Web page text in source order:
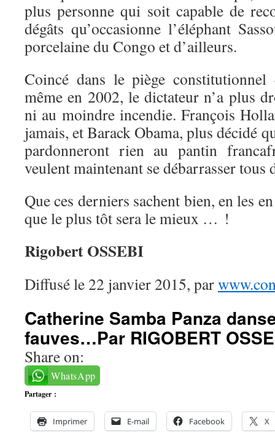
plus personne qui soit capable de
dégâts qu’occasionne l’éléphant
porcelaine du Congo et d’ailleurs.
Coincé dans le piège
même en 2002, le dictateur n’a plus
ni au moindre incendie. François
jamais, et Barack Obama, plus décidé
pardonneront rien au pantin
veulent maintenant se débarrasser tous
Que ces derniers sachent bien, en les
que le plus tôt sera le mieux … !
Rigobert OSSEBI
Diffusé le 22 janvier 2015, par
Catherine Samba Panza
fauves…Par RIGOBERT
Share on:
WhatsApp
Partager :
Imprimer E-mail Facebook X